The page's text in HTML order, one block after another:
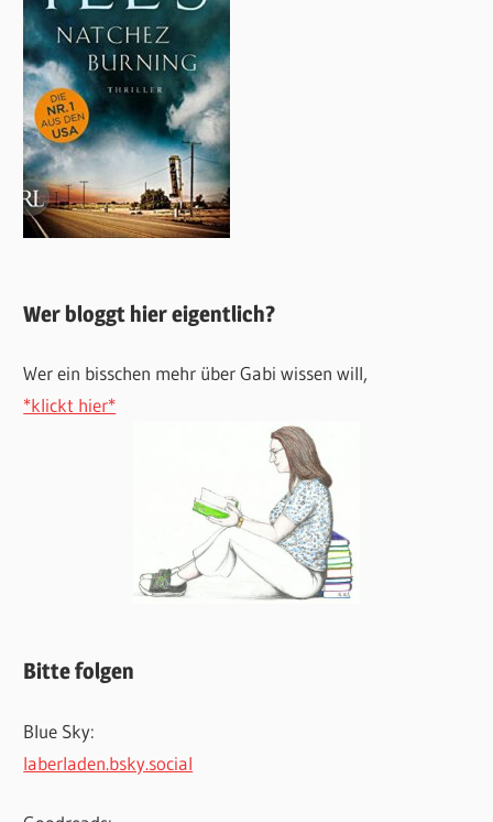
Wer bloggt hier eigentlich?
Wer ein bisschen mehr über Gabi wissen will,
*klickt hier*
Bitte folgen
Blue Sky:
laberladen.bsky.social